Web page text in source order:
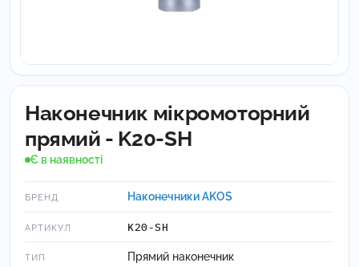
Наконечник мікромоторний
прямий - K20-SH
Є в наявності
БРЕНД Наконечники AKOS
АРТИКУЛ K20-SH
ТИП Прямий наконечник